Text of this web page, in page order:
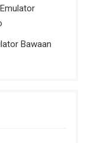
Bawaan